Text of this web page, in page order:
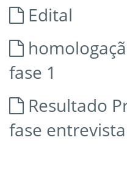
Edital
fase 1
Resultado
fase entrevista